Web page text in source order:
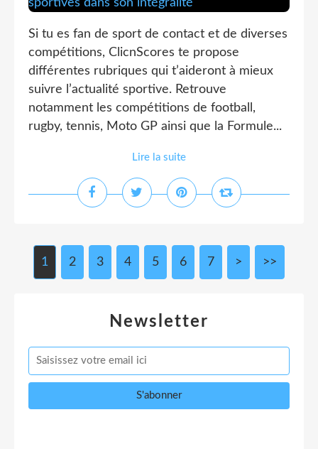
Si tu es fan de sport de contact et de diverses
compétitions, ClicnScores te propose
différentes rubriques qui t’aideront à mieux
suivre l’actualité sportive. Retrouve
notamment les compétitions de football,
rugby, tennis, Moto GP ainsi que la Formule...
Lire la suite
1 2 3 4 5 6 7 > >>
Newsletter